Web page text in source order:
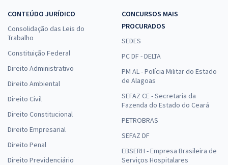
CONTEÚDO JURÍDICO
Consolidação das Leis do
Trabalho
Constituição Federal
Direito Administrativo
Direito Ambiental
Direito Civil
Direito Constitucional
Direito Empresarial
Direito Penal
Direito Previdenciário
CONCURSOS MAIS
PROCURADOS
SEDES
PC DF - DELTA
PM AL - Polícia Militar do Estado
de Alagoas
SEFAZ CE - Secretaria da
Fazenda do Estado do Ceará
PETROBRAS
SEFAZ DF
EBSERH - Empresa Brasileira de
Serviços Hospitalares